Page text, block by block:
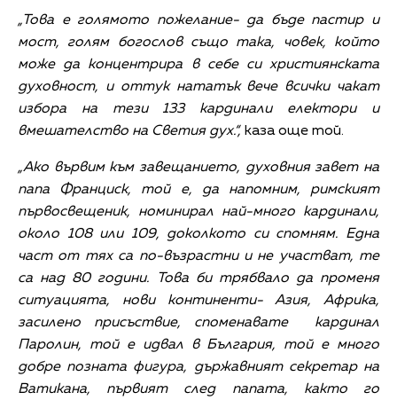
„Това е голямото пожелание- да бъде пастир и
мост, голям богослов също така, човек, който
може да концентрира в себе си християнската
духовност, и оттук нататък вече всички чакат
избора на тези 133 кардинали електори и
вмешателство на Светия дух.“, каза още той.
„Ако вървим към завещанието, духовния завет на
папа Франциск, той е, да напомним, римският
първосвещеник, номинирал най-много кардинали,
около 108 или 109, доколкото си спомням. Една
част от тях са по-възрастни и не участват, те
са над 80 години. Това би трябвало да променя
ситуацията, нови континенти- Азия, Африка,
засилено присъствие, споменавате кардинал
Паролин, той е идвал в България, той е много
добре позната фигура, държавният секретар на
Ватикана, първият след папата, както го